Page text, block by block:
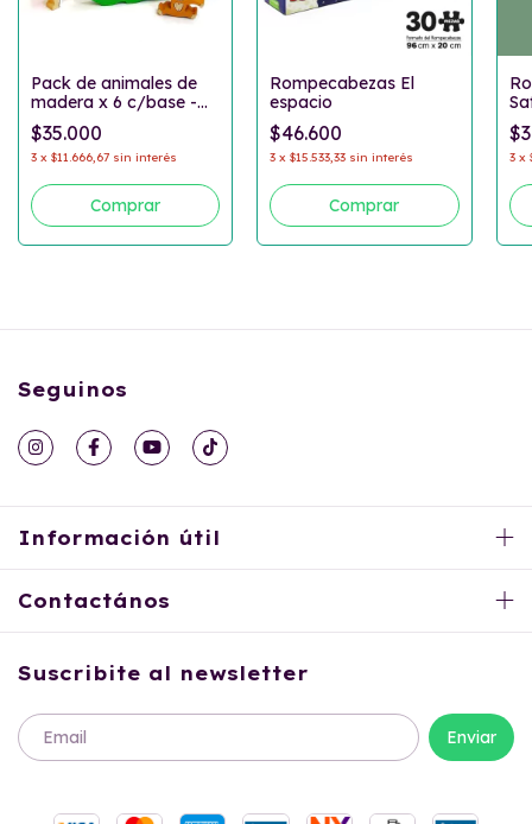
Pack de animales de
madera x 6 c/base -
Selva
$35.000
3 x $11.666,67 sin interés
Rompecabezas El
espacio
$46.600
3 x$15.533,33 sin interés 3 x
Seguinos
Información útil
Contactános
Suscribite al newsletter